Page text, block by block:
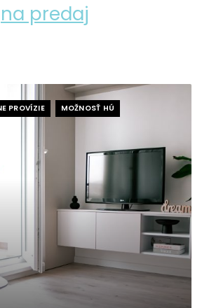
na predaj
PROVÍZIE MOŽNOSŤ HÚ